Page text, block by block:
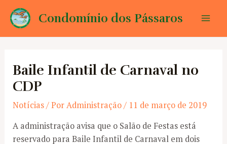
para
Condomínio dos Pássaros
Baile Infantil de Carnaval no
CDP
Notícias/ PorAdministração/ 11 de março de 2019
A administração avisa que o Salão de Festas está
reservado para Baile Infantil de Carnaval em dois